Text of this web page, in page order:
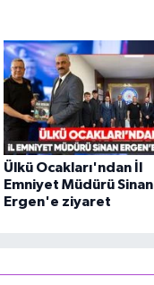
Ülkü Ocakları'ndan İl
Emniyet Müdürü Sinan
Ergen'e ziyaret